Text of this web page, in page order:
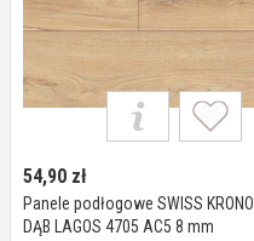
54,90 zł
Panele podłogowe SWISS KRONO
DĄB LAGOS 4705 AC5 8 mm